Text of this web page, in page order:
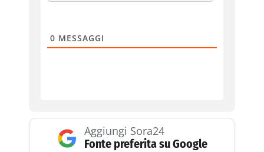
0 MESSAGGI
Aggiungi Sora24
Fonte preferita su Google